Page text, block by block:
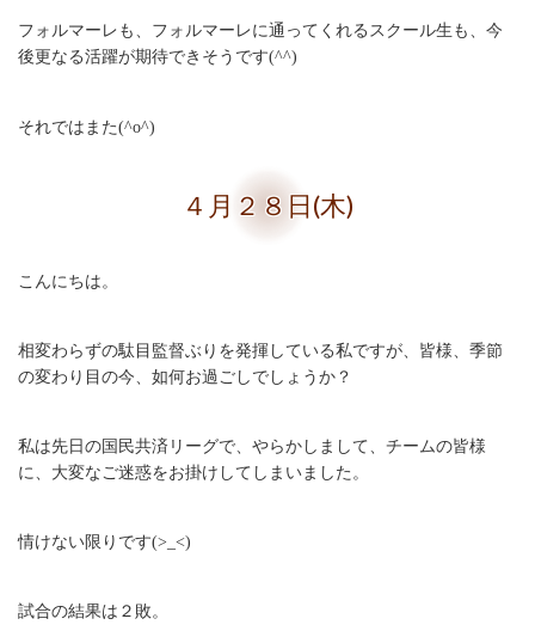
フォルマーレも、フォルマーレに通ってくれるスクール生も、今
後更なる活躍が期待できそうです(^^)
それではまた(^o^)
４月２８日(木)
こんにちは。
相変わらずの駄目監督ぶりを発揮している私ですが、皆様、季節
の変わり目の今、如何お過ごしでしょうか？
私は先日の国民共済リーグで、やらかしまして、チームの皆様
に、大変なご迷惑をお掛けしてしまいました。
情けない限りです(>_<)
試合の結果は２敗。